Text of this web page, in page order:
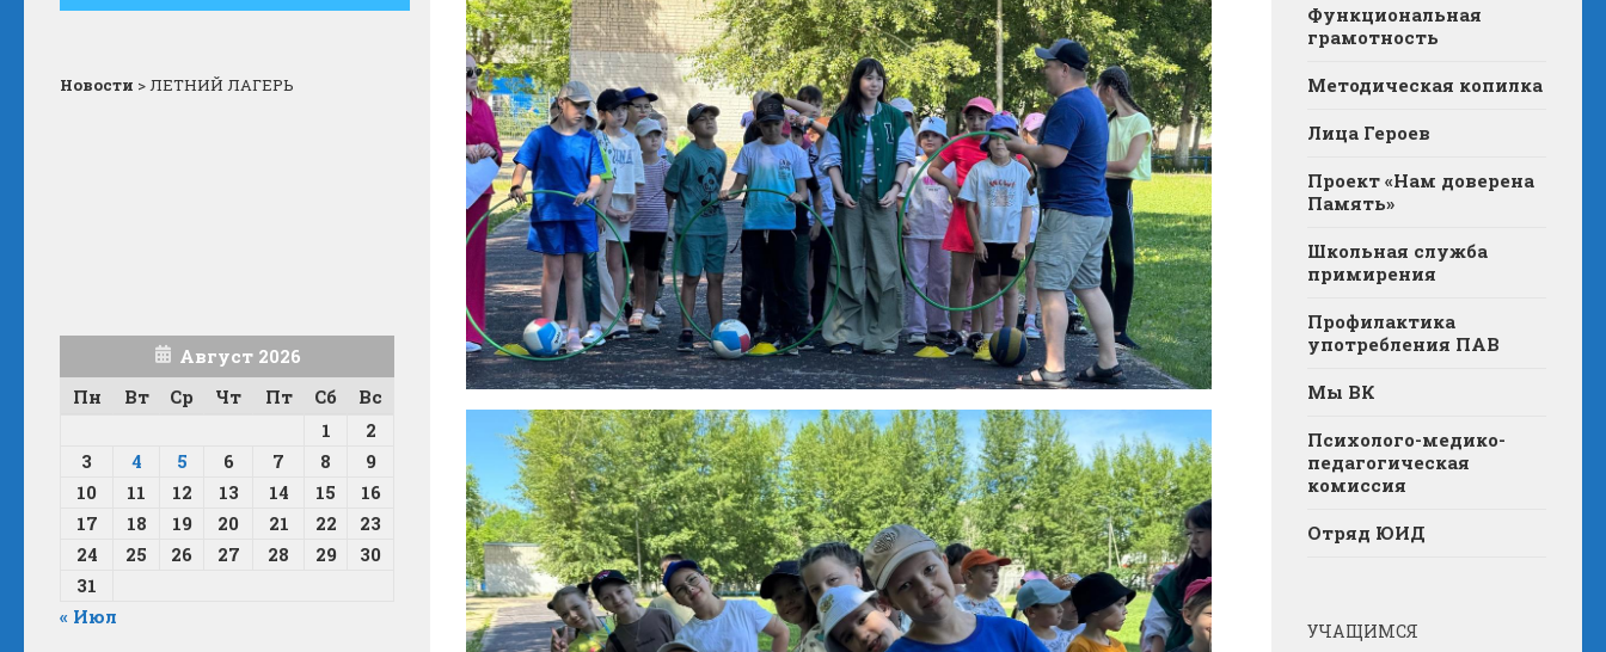
Новости >ЛЕТНИЙ ЛАГЕРЬ
Август 2026
Пн
Вт Ср Чт Пт Сб
Вс
1
2
3
4 5 6 7 8
9
10
11 12 13 14 15
16
17
18 19 20 21 22
23
24
25 26 27 28 29
30
31
« Июл
Функциональная
грамотность
Методическая копилка
Лица Героев
Проект «Нам доверена
Память»
Школьная служба
примирения
Профилактика
употребления ПАВ
Мы ВК
Психолого-медико-
педагогическая
комиссия
Отряд ЮИД
УЧАЩИМСЯ